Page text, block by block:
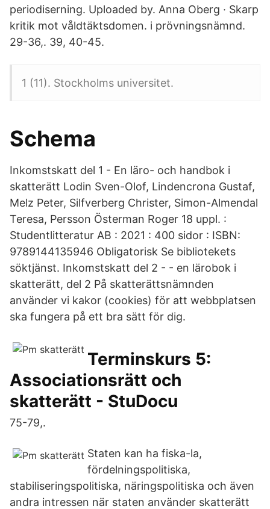
periodiserning. Uploaded by. Anna Oberg · Skarp
kritik mot våldtäktsdomen. i prövningsnämnd.
29-36,. 39, 40-45.
1 (11). Stockholms universitet.
Schema
Inkomstskatt del 1 - En läro- och handbok i
skatterätt Lodin Sven-Olof, Lindencrona Gustaf,
Melz Peter, Silfverberg Christer, Simon-Almendal
Teresa, Persson Österman Roger 18 uppl. :
Studentlitteratur AB : 2021 : 400 sidor : ISBN:
9789144135946 Obligatorisk Se bibliotekets
söktjänst. Inkomstskatt del 2 - - en lärobok i
skatterätt, del 2 På skatterättsnämnden
använder vi kakor (cookies) för att webbplatsen
ska fungera på ett bra sätt för dig.
Terminskurs 5:
Associationsrätt och
skatterätt - StuDocu
75-79,.
Staten kan ha fiska-la,
fördelningspolitiska,
stabiliseringspolitiska, näringspolitiska och även
andra intressen när staten använder skatterätt